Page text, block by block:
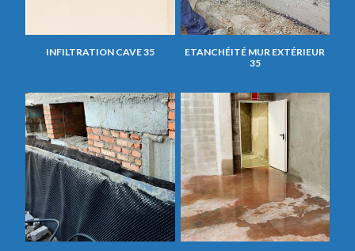
INFILTRATION CAVE 35
ETANCHÉITÉ MUR EXTÉRIEUR
35